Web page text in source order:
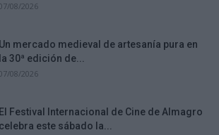
08/2026
Un mercado medieval de artesanía pura en
la 30ª edición de...
08/2026
El Festival Internacional de Cine de Almagro
celebra este sábado la...